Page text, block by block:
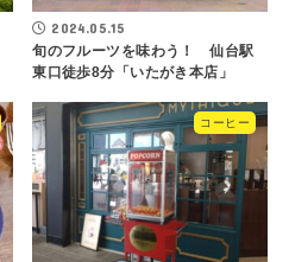
2024.05.15
旬のフルーツを味わう！ 仙台駅
東口徒歩8分「いたがき本店」
コーヒー